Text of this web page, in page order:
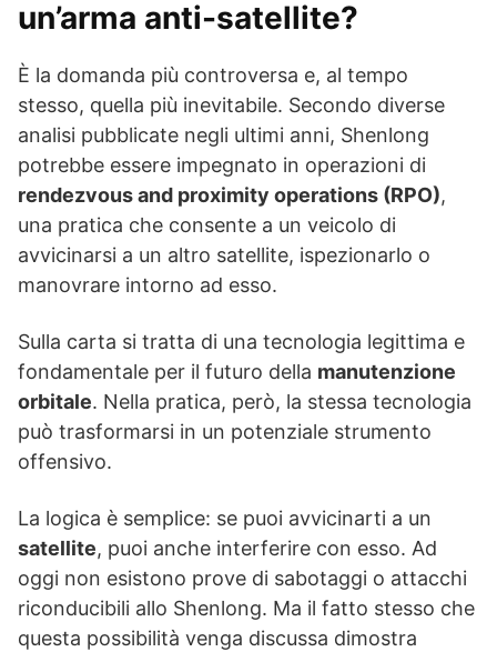
un’arma anti-satellite?
È la domanda più controversa e, al tempo
stesso, quella più inevitabile. Secondo diverse
analisi pubblicate negli ultimi anni, Shenlong
potrebbe essere impegnato in operazioni di
rendezvous and proximity operations (RPO),
una pratica che consente a un veicolo di
avvicinarsi a un altro satellite, ispezionarlo o
manovrare intorno ad esso.
Sulla carta si tratta di una tecnologia legittima e
fondamentale per il futuro della manutenzione
orbitale. Nella pratica, però, la stessa tecnologia
può trasformarsi in un potenziale strumento
offensivo.
La logica è semplice: se puoi avvicinarti a un
satellite, puoi anche interferire con esso. Ad
oggi non esistono prove di sabotaggi o attacchi
riconducibili allo Shenlong. Ma il fatto stesso che
questa possibilità venga discussa dimostra